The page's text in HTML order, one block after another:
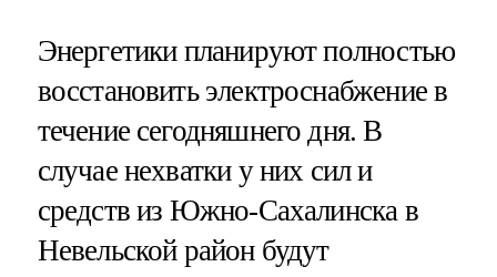
Энергетики планируют полностью
восстановить электроснабжение в
течение сегодняшнего дня. В
случае нехватки у них сил и
средств из Южно-Сахалинска в
Невельской район будут